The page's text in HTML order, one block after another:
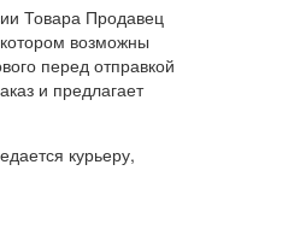
Товара Продавец
возможны
перед отправкой
и предлагает
курьеру,